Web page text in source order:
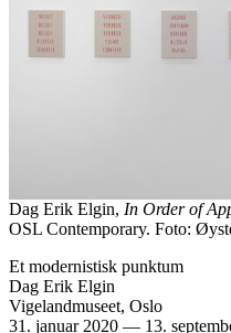
Dag Erik Elgin, In Order of
OSL Contemporary. Foto:
Et modernistisk punktum
Dag Erik Elgin
Vigelandmuseet, Oslo
31. januar 2020 — 13.